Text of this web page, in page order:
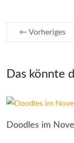
← Vorheriges
Das könnte
Doodles im